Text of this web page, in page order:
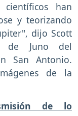
han
y teorizando
dijo Scott
de Juno del
San Antonio.
de la
de lo